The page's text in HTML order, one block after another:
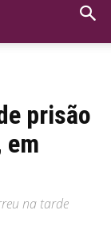
prisão
em
na tarde